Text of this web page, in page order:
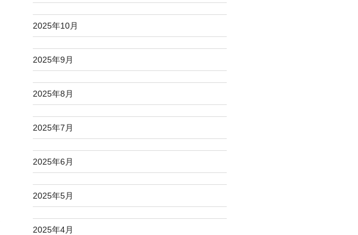
2025年10月
2025年9月
2025年8月
2025年7月
2025年6月
2025年5月
2025年4月